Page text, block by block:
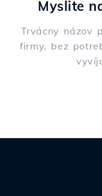
Myslite
Trvácny názov
firmy, bez